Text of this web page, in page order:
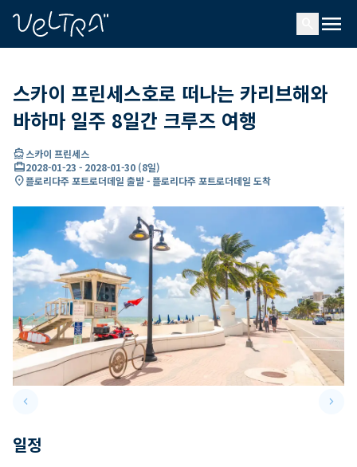
menu
스카이 프린세스호로 떠나는 카리브해와
바하마 일주 8일간 크루즈 여행
directions_boat스카이 프린세스
card_travel2028-01-23 - 2028-01-30 (8일)
location_on플로리다주 포트로더데일 출발 - 플로리다주 포트로더데일 도착
keyboard_arrow_leftPrevious slide keyboard_arrow_right
일정